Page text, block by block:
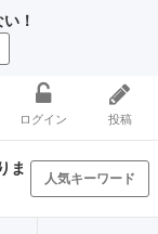
！
ログイン 投稿
ま
人気キーワード